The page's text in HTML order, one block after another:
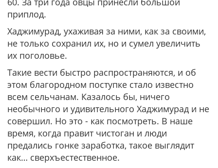
приплод.
Хаджимурад, ухаживая за ними, как за своими,
не только сохранил их, но и сумел увеличить
их поголовье.
Такие вести быстро распространяются, и об
этом благородном поступке стало известно
всем сельчанам. Казалось бы, ничего
необычного и удивительного Хаджимурад и не
совершил. Но это - как посмотреть. В наше
время, когда правит чистоган и люди
предались гонке заработка, такое выглядит
как… сверхъестественное.